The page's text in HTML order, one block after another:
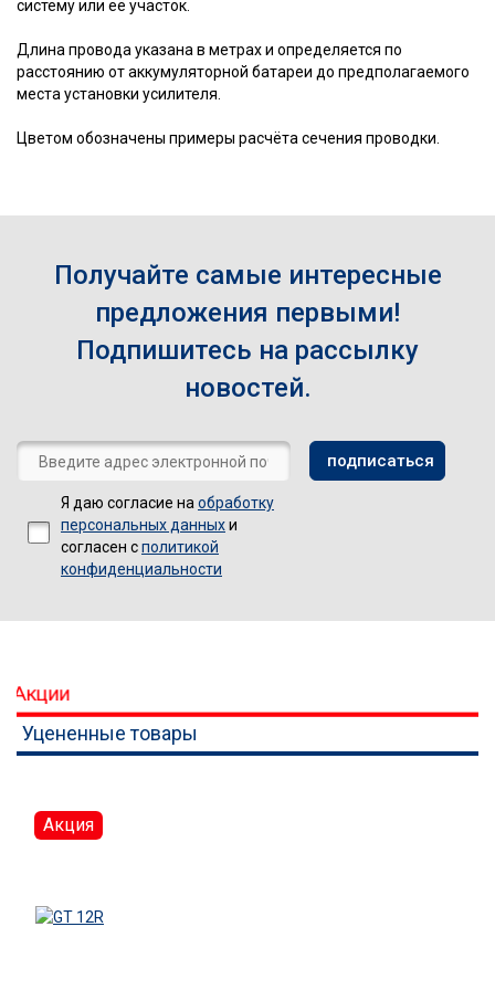
систему или её участок.
Длина провода указана в метрах и определяется по
расстоянию от аккумуляторной батареи до предполагаемого
места установки усилителя.
Цветом обозначены примеры расчёта сечения проводки.
Получайте самые интересные
предложения первыми!
Подпишитесь на рассылку
новостей.
Я даю согласие на обработку
персональных данныхи
согласен сполитикой
конфиденциальности
Акции
Уцененные товары
Акция